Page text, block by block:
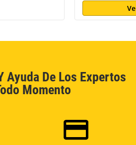
Ayuda De Los Expertos
Momento